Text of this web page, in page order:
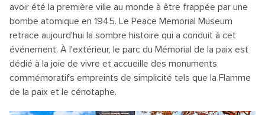
avoir été la première ville au monde à être frappée par une
bombe atomique en 1945. Le Peace Memorial Museum
retrace aujourd'hui la sombre histoire qui a conduit à cet
événement. À l'extérieur, le parc du Mémorial de la paix est
dédié à la joie de vivre et accueille des monuments
commémoratifs empreints de simplicité tels que la Flamme
de la paix et le cénotaphe.